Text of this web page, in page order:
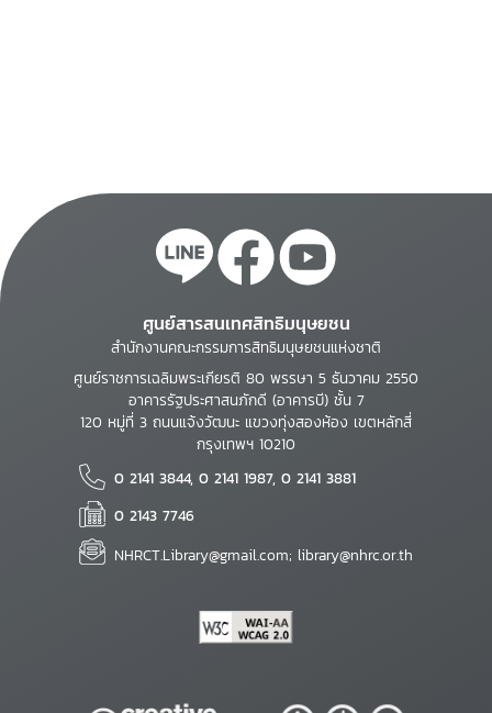
ศูนย์สารสนเทศสิทธิมนุษยชน
สำนักงานคณะกรรมการสิทธิมนุษยชนแห่งชาติ
ศูนย์ราชการเฉลิมพระเกียรติ 80 พรรษา 5 ธันวาคม 2550
อาคารรัฐประศาสนภักดี (อาคารบี) ชั้น 7
120 หมู่ที่ 3 ถนนแจ้งวัฒนะ แขวงทุ่งสองห้อง เขตหลักสี่
กรุงเทพฯ 10210
0 2141 3844, 0 2141 1987, 0 2141 3881
0 2143 7746
NHRCT.Library@gmail.com; library@nhrc.or.th